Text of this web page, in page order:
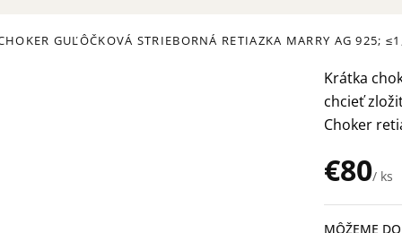
GUĽÔČKOVÁ STRIEBORNÁ RETIAZKA MARRY AG 925;
€80/ ks
Jednotková
cena:
MÔŽEME
Krátka
chcieť
Choker